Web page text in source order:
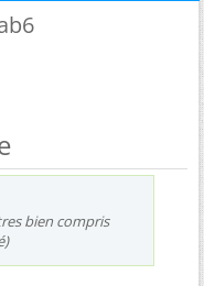
bien compris